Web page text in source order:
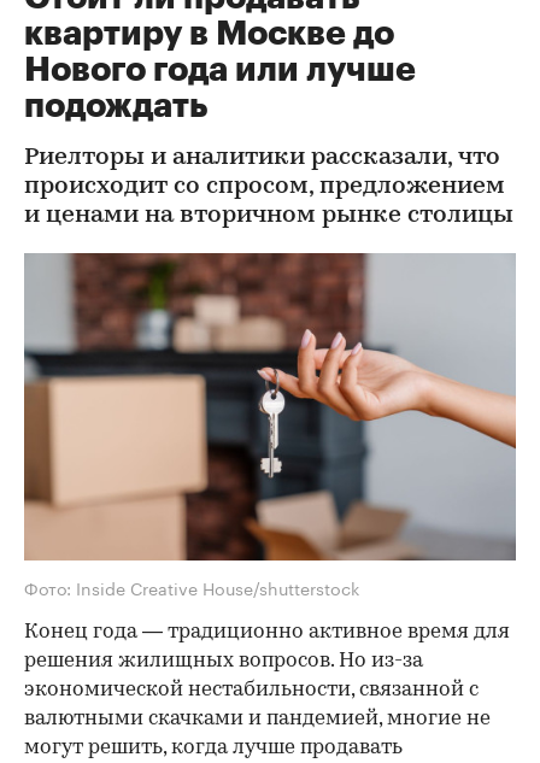
квартиру в Москве до
Нового года или лучше
подождать
Риелторы и аналитики рассказали, что
происходит со спросом, предложением
и ценами на вторичном рынке столицы
Фото: Inside Creative House/shutterstock
Конец года — традиционно активное время для
решения жилищных вопросов. Но из-за
экономической нестабильности, связанной с
валютными скачками и пандемией, многие не
могут решить, когда лучше продавать